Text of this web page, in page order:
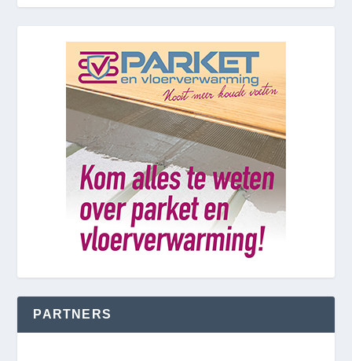
PARTNERS